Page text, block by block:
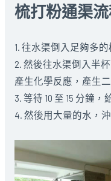
梳打粉通渠流
1. 往水渠倒入足夠多
2. 然後往水渠倒入半
產生化學反應，產生二
3. 等待 10 至 15 分鐘
4. 然後用大量的水，